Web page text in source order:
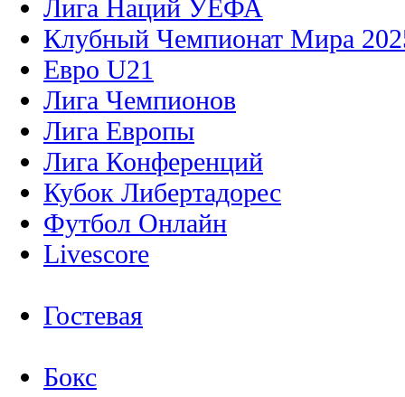
Лига Наций УЕФА
Клубный Чемпионат Мира
Евро U21
Лига Чемпионов
Лига Европы
Лига Конференций
Кубок Либертадорес
Футбол Онлайн
Livescore
Гостевая
Бокс